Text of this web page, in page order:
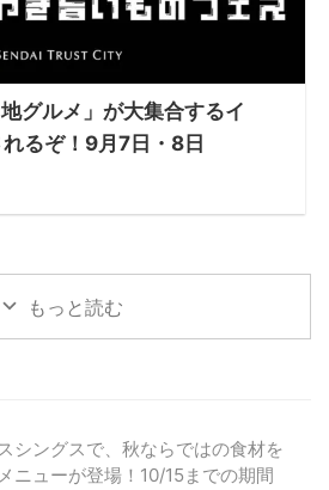
グルメ」が大集合するイ
るぞ！9月7日・8日
もっと読む
シングスで、秋ならではの食材を
ニューが登場！10/15までの期間